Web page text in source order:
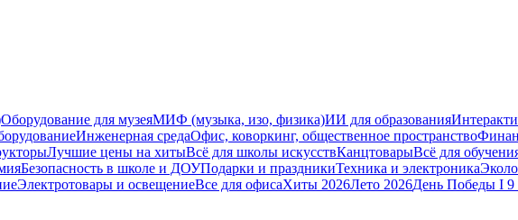
Оборудование для музеяМИФ (музыка, изо, физика)ИИ для образования
Инженерная средаОфис, коворкинг, общественное пространство
Лучшие цены на хитыВсё для школы искусствКанцтоварыВсё для
Безопасность в школе и ДОУПодарки и праздникиТехника и электроника
Электротовары и освещениеВсе для офисаХиты 2026Лето 2026День Победы I 9